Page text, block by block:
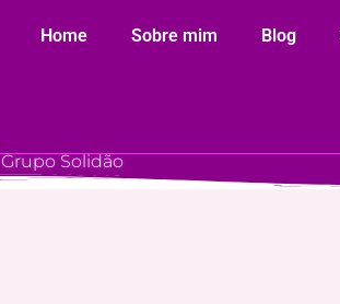
Home Sobre mim Blog
Grupo Solidão